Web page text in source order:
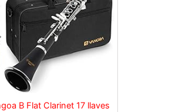
B Flat Clarinet 17 llaves